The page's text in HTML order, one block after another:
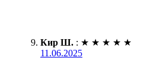
Кир Ш. : ★ ★ ★ ★ ★
11.06.2025